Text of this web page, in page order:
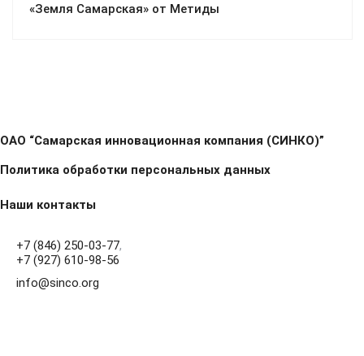
«Земля Самарская» от Метиды
ОАО “Самарская инновационная компания (СИНКО)”
Политика обработки персональных данных
Наши контакты
+7 (846) 250-03-77,
+7 (927) 610-98-56
info@sinco.org